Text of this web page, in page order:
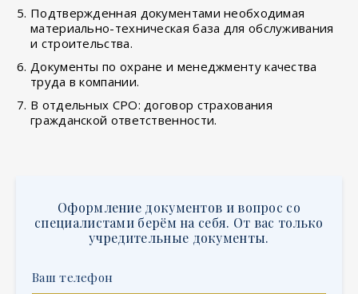
Подтвержденная документами необходимая
материально-техническая база для обслуживания
и строительства.
Документы по охране и менеджменту качества
труда в компании.
В отдельных СРО: договор страхования
гражданской ответственности.
Оформление документов и вопрос со
специалистами берём на себя. От вас только
учредительные документы.
Ваш телефон